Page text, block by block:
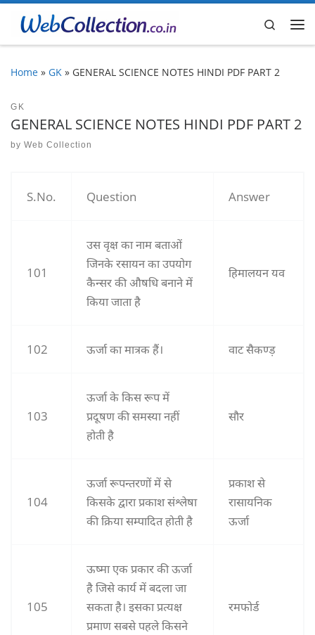
Skip to content
Search
Home » GK » GENERAL SCIENCE NOTES HINDI PDF PART 2
GK
GENERAL SCIENCE NOTES HINDI PDF PART 2
by Web Collection
S.No. Question Answer
101
उस वृक्ष का नाम बताओं
जिनके रसायन का उपयोग
कैन्सर की औषधि बनाने में
किया जाता है
हिमालयन यव
102 ऊर्जा का मात्रक हैं। वाट सैकण्ड़
103
ऊर्जा के किस रूप में
प्रदूषण की समस्या नहीं
होती है
सौर
104
ऊर्जा रूपन्तरणों में से
किसके द्वारा प्रकाश संश्लेषा
की क्रिया सम्पादित होती है
प्रकाश से
रासायनिक
ऊर्जा
105
ऊष्मा एक प्रकार की ऊर्जा
है जिसे कार्य में बदला जा
सकता है। इसका प्रत्यक्ष
प्रमाण सबसे पहले किसने
रमफोर्ड